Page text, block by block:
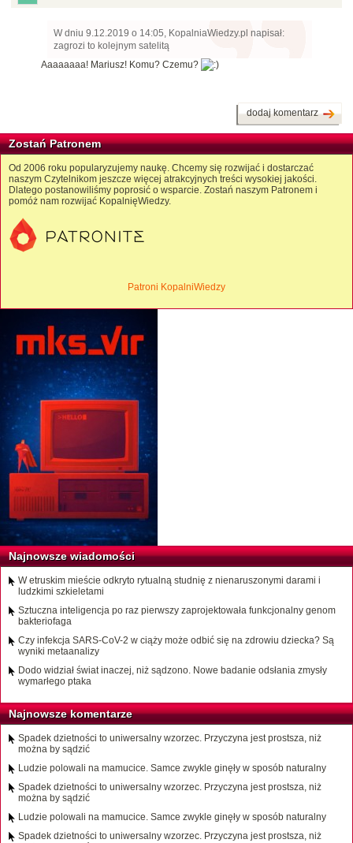
W dniu 9.12.2019 o 14:05, KopalniaWiedzy.pl napisał:
zagrozi to kolejnym satelitą
Aaaaaaaa! Mariusz! Komu? Czemu?
dodaj komentarz
Zostań Patronem
Od 2006 roku popularyzujemy naukę. Chcemy się rozwijać i dostarczać
naszym Czytelnikom jeszcze więcej atrakcyjnych treści wysokiej jakości.
Dlatego postanowiliśmy poprosić o wsparcie. Zostań naszym Patronem i
pomóż nam rozwijać KopalnięWiedzy.
Patroni KopalniWiedzy
Najnowsze wiadomości
W etruskim mieście odkryto rytualną studnię z nienaruszonymi darami i
ludzkimi szkieletami
Sztuczna inteligencja po raz pierwszy zaprojektowała funkcjonalny genom
bakteriofaga
Czy infekcja SARS-CoV-2 w ciąży może odbić się na zdrowiu dziecka? Są
wyniki metaanalizy
Dodo widział świat inaczej, niż sądzono. Nowe badanie odsłania zmysły
wymarłego ptaka
Najnowsze komentarze
Spadek dzietności to uniwersalny wzorzec. Przyczyna jest prostsza, niż
można by sądzić
Ludzie polowali na mamucice. Samce zwykle ginęły w sposób naturalny
Spadek dzietności to uniwersalny wzorzec. Przyczyna jest prostsza, niż
można by sądzić
Ludzie polowali na mamucice. Samce zwykle ginęły w sposób naturalny
Spadek dzietności to uniwersalny wzorzec. Przyczyna jest prostsza, niż